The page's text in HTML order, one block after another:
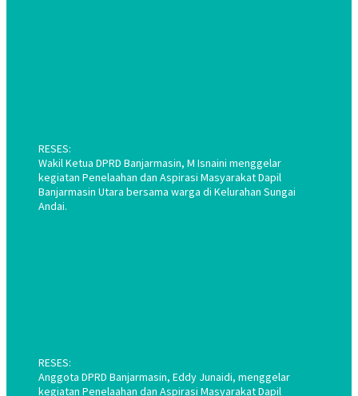
RESES:
Wakil Ketua DPRD Banjarmasin, M Isnaini menggelar
kegiatan Penelaahan dan Aspirasi Masyarakat Dapil
Banjarmasin Utara bersama warga di Kelurahan Sungai
Andai.
RESES:
Anggota DPRD Banjarmasin, Eddy Junaidi, menggelar
kegiatan Penelaahan dan Aspirasi Masyarakat Dapil